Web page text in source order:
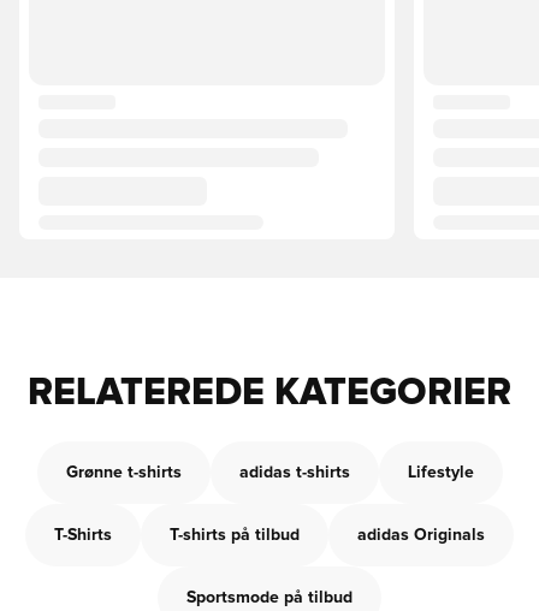
RELATEREDE KATEGORIER
Grønne t-shirts adidas t-shirts Lifestyle
T-Shirts T-shirts på tilbud adidas Originals
Sportsmode på tilbud